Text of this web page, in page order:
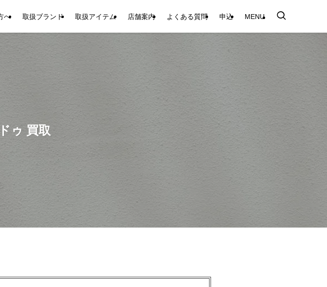
へ 取扱ブランド 取扱アイテム 店舗案内 よくある質問 申込 MENU
ゥ 買取